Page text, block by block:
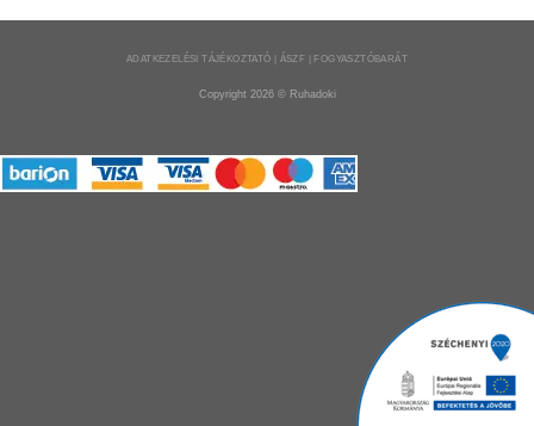
ADATKEZELÉSI TÁJÉKOZTATÓ | ÁSZF | FOGYASZTÓBARÁT
Copyright 2026 © Ruhadoki